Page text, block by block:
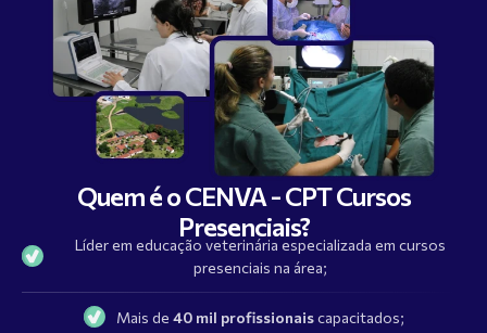
Quem é o CENVA - CPT Cursos
Presenciais?
Líder em educação veterinária especializada em cursos
presenciais na área;
Mais de 40 mil profissionaiscapacitados;